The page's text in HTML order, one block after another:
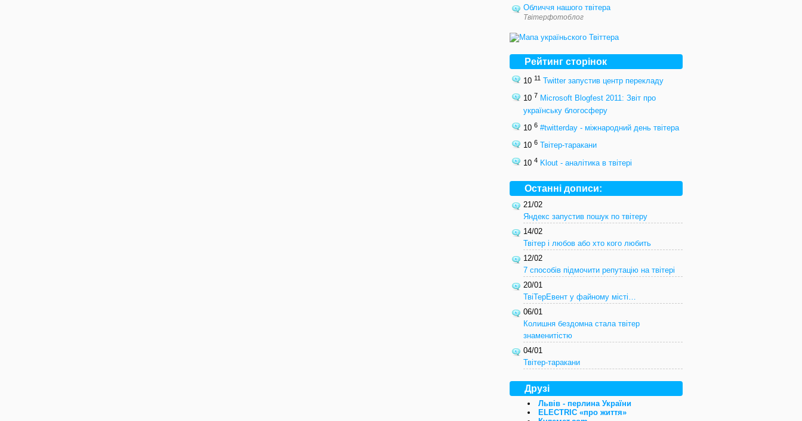
Обличчя нашого твітера
Твітерфотоблог
Рейтинг сторінок
10 11 Twitter запустив центр перекладу
10 7 Microsoft Blogfest 2011: Звіт про
українську блогосферу
10 6 #twitterday - міжнародний день твітера
10 6
Твітер-таракани
10 4 Klout - аналітика в твітері
Останні дописи:
21/02
Яндекс запустив пошук по твітеру
14/02
Твітер і любов або хто кого любить
12/02
7 способів підмочити репутацію на твітері
20/01
ТвіТерЕвент у файному місті…
06/01
Колишня бездомна стала твітер
знаменитістю
04/01
Твітер-таракани
Друзі
Львів - перлина України
ELECTRIC «про життя»